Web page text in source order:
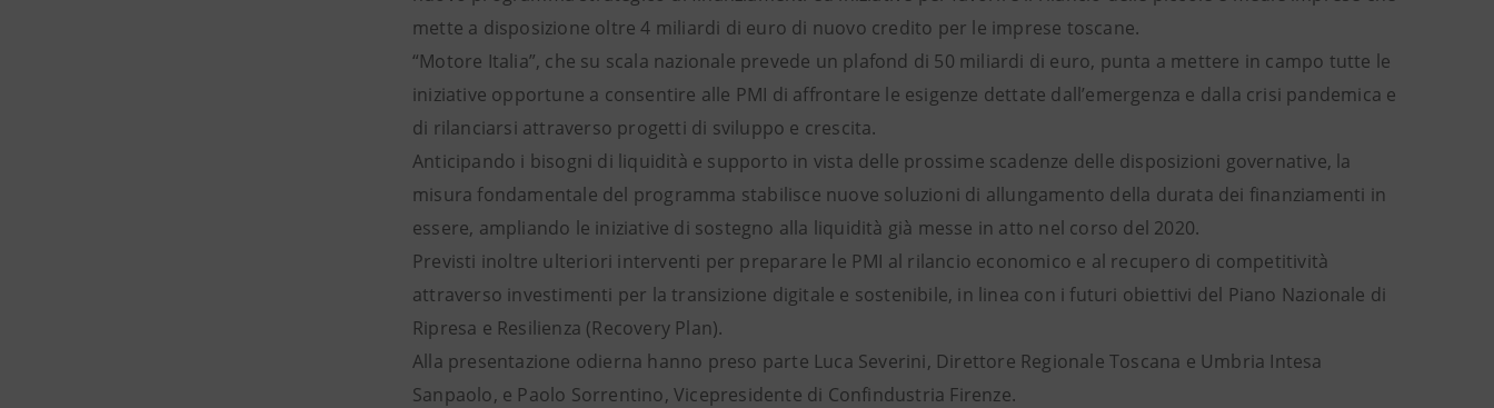
mette a disposizione oltre 4 miliardi di euro di nuovo credito per le imprese toscane.
“Motore Italia”, che su scala nazionale prevede un plafond di 50 miliardi di euro, punta a mettere in campo tutte le
iniziative opportune a consentire alle PMI di affrontare le esigenze dettate dall’emergenza e dalla crisi pandemica e
di rilanciarsi attraverso progetti di sviluppo e crescita.
Anticipando i bisogni di liquidità e supporto in vista delle prossime scadenze delle disposizioni governative, la
misura fondamentale del programma stabilisce nuove soluzioni di allungamento della durata dei finanziamenti in
essere, ampliando le iniziative di sostegno alla liquidità già messe in atto nel corso del 2020.
Previsti inoltre ulteriori interventi per preparare le PMI al rilancio economico e al recupero di competitività
attraverso investimenti per la transizione digitale e sostenibile, in linea con i futuri obiettivi del Piano Nazionale di
Ripresa e Resilienza (Recovery Plan).
Alla presentazione odierna hanno preso parte Luca Severini, Direttore Regionale Toscana e Umbria Intesa
Sanpaolo, e Paolo Sorrentino, Vicepresidente di Confindustria Firenze.